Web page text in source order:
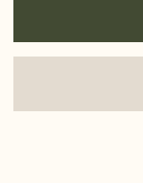
Ochrana osobných